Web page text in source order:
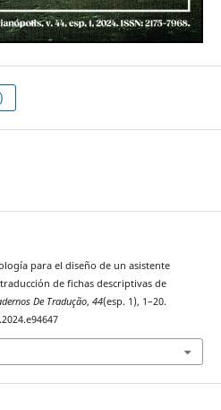
para el diseño de un asistente
de fichas descriptivas de
De Tradução, 44(esp. 1), 1–20.